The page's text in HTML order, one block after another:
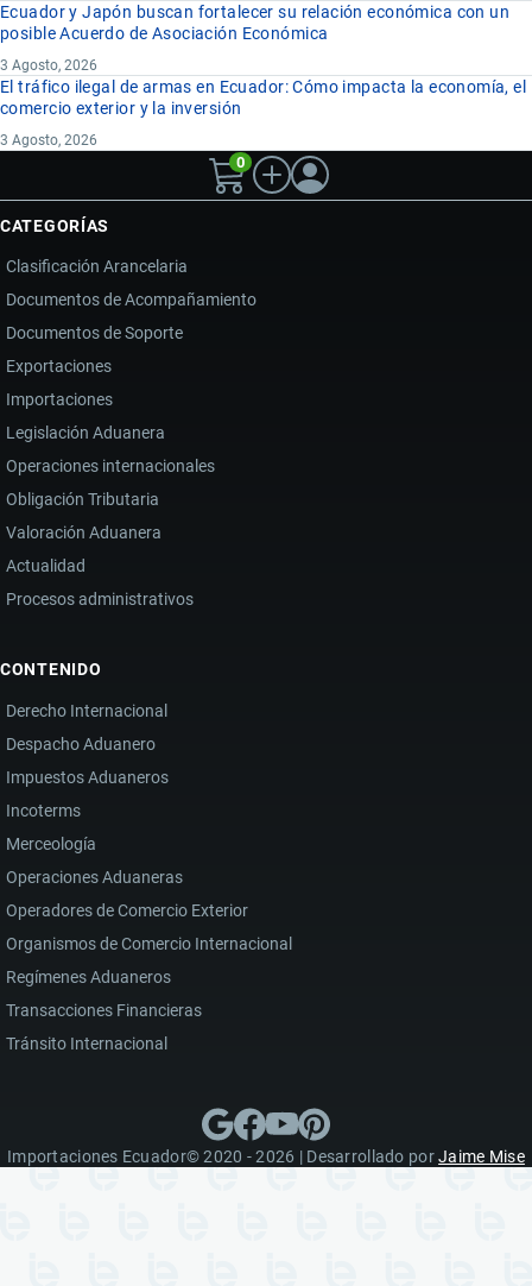
Ecuador y Japón buscan fortalecer su relación económica con un
posible Acuerdo de Asociación Económica
3 Agosto, 2026
El tráfico ilegal de armas en Ecuador: Cómo impacta la economía, el
comercio exterior y la inversión
3 Agosto, 2026
0
CATEGORÍAS
Clasificación Arancelaria
Documentos de Acompañamiento
Documentos de Soporte
Exportaciones
Importaciones
Legislación Aduanera
Operaciones internacionales
Obligación Tributaria
Valoración Aduanera
Actualidad
Procesos administrativos
CONTENIDO
Derecho Internacional
Despacho Aduanero
Impuestos Aduaneros
Incoterms
Merceología
Operaciones Aduaneras
Operadores de Comercio Exterior
Organismos de Comercio Internacional
Regímenes Aduaneros
Transacciones Financieras
Tránsito Internacional
Importaciones Ecuador© 2020 - 2026 | Desarrollado porJaime Mise